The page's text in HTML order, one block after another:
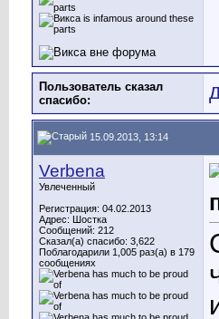
Пользователь сказал
cпасибо:
15.09.2013, 13:14
Verbena
Увлеченный
Регистрация: 04.02.2013
Адрес: Шостка
Сообщений: 212
Сказал(а) спасибо: 3,622
Поблагодарили 1,005 раз(а) в 179
сообщениях